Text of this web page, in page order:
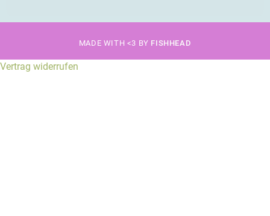
MADE WITH <3 BY FISHHEAD
Vertrag widerrufen